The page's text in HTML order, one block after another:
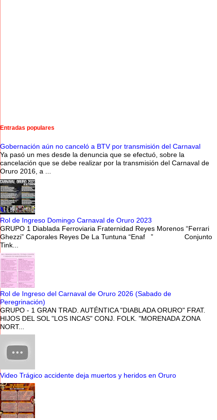
Entradas populares
Gobernación aún no canceló a BTV por transmisión del Carnaval
Ya pasó un mes desde la denuncia que se efectuó, sobre la
cancelación que se debe realizar por la transmisión del Carnaval de
Oruro 2016, a ...
Rol de Ingreso Domingo Carnaval de Oruro 2023
GRUPO 1 Diablada Ferroviaria Fraternidad Reyes Morenos “Ferrari
Ghezzi” Caporales Reyes De La Tuntuna “Enaf ” Conjunto
Tink...
Rol de Ingreso del Carnaval de Oruro 2026 (Sabado de
Peregrinación)
GRUPO - 1 GRAN TRAD. AUTÉNTICA "DIABLADA ORURO" FRAT.
HIJOS DEL SOL "LOS INCAS" CONJ. FOLK. "MORENADA ZONA
NORT...
Video Trágico accidente deja muertos y heridos en Oruro